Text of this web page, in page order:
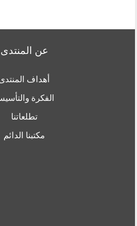
عن المنتدى
أهداف
الفكرة
تطلعاتنا
مكتبنا الدائم